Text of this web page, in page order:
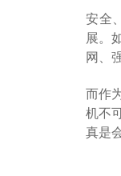
安全
展。
网、
而作
机不
真是